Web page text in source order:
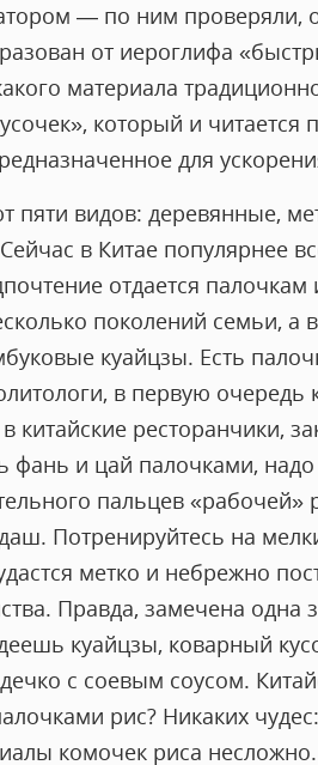
— по ним проверяли,
от иероглифа
материала
который и
для
видов: деревянные,
в Китае популярнее
отдается
поколений семьи,
куайцзы. Есть
в первую
китайские ресторанчики,
фань и цай палочками,
пальцев «рабочей»
Потренируйтесь на
метко и небрежно
Правда, замечена одна
куайцзы, коварный
с соевым соусом.
рис? Никаких
комочек риса